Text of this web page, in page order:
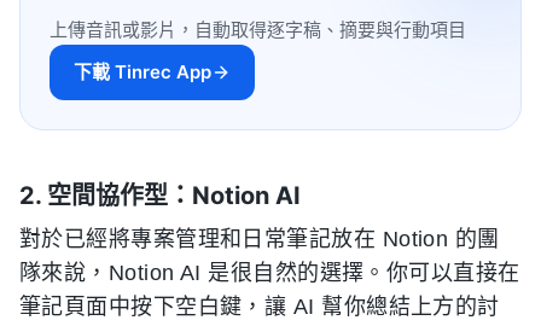
上傳音訊或影片，自動取得逐字稿、摘要與行動項目
下載 Tinrec App
2. 空間協作型：Notion AI
對於已經將專案管理和日常筆記放在 Notion 的團
隊來說，Notion AI 是很自然的選擇。你可以直接在
筆記頁面中按下空白鍵，讓 AI 幫你總結上方的討